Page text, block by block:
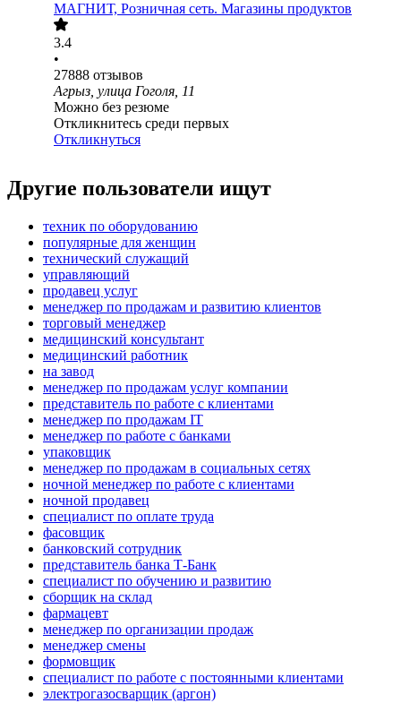
МАГНИТ, Розничная сеть. Магазины продуктов
3.4
•
27888 отзывов
Агрыз, улица Гоголя, 11
Можно без резюме
Откликнитесь среди первых
Откликнуться
Другие пользователи ищут
техник по оборудованию
популярные для женщин
технический служащий
управляющий
продавец услуг
менеджер по продажам и развитию клиентов
торговый менеджер
медицинский консультант
медицинский работник
на завод
менеджер по продажам услуг компании
представитель по работе с клиентами
менеджер по продажам IT
менеджер по работе с банками
упаковщик
менеджер по продажам в социальных сетях
ночной менеджер по работе с клиентами
ночной продавец
специалист по оплате труда
фасовщик
банковский сотрудник
представитель банка Т-Банк
специалист по обучению и развитию
сборщик на склад
фармацевт
менеджер по организации продаж
менеджер смены
формовщик
специалист по работе с постоянными клиентами
электрогазосварщик (аргон)